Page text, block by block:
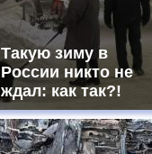
Такую зиму в
России никто не
ждал: как так?!